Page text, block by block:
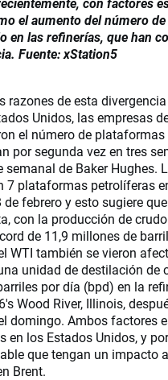
el aumento del número
en las refinerías, que han
Fuente: xStation5
razones de esta
Unidos, las empresas
el número de
por segunda vez en tres
semanal de Baker Hughes.
7 plataformas petrolíferas
de febrero y esto sugiere
con la producción de crudo
de 11,9 millones de
WTI también se vieron
unidad de destilación de
por día (bpd) en la
Wood River, Illinois,
domingo. Ambos factores
en los Estados Unidos, y
que tengan un impacto
Brent.